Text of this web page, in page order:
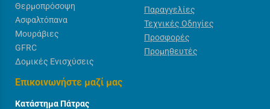
Θερμοπρόσοψη
Ασφαλτόπανα
Μουράβιες
GFRC
Δομικές Ενισχύσεις
Παραγγελίες
Τεχνικές Οδηγίες
Προσφορές
Προμηθευτές
Επικοινωνήστε μαζί μας
Κατάστημα Πάτρας